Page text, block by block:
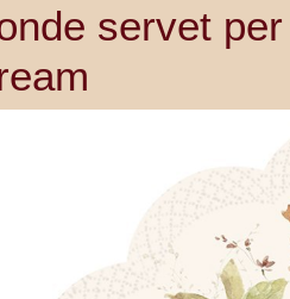
servet